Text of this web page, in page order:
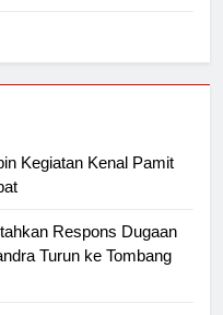
Kegiatan Kenal Pamit
Respons Dugaan
Turun ke Tombang